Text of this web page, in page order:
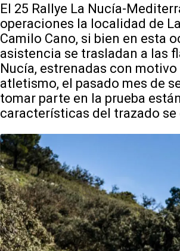
El 25 Rallye La Nucía-
operaciones la localidad de
Camilo Cano, si bien en esta
asistencia se trasladan a las
Nucía, estrenadas con
atletismo, el pasado mes de
tomar parte en la prueba
características del trazado